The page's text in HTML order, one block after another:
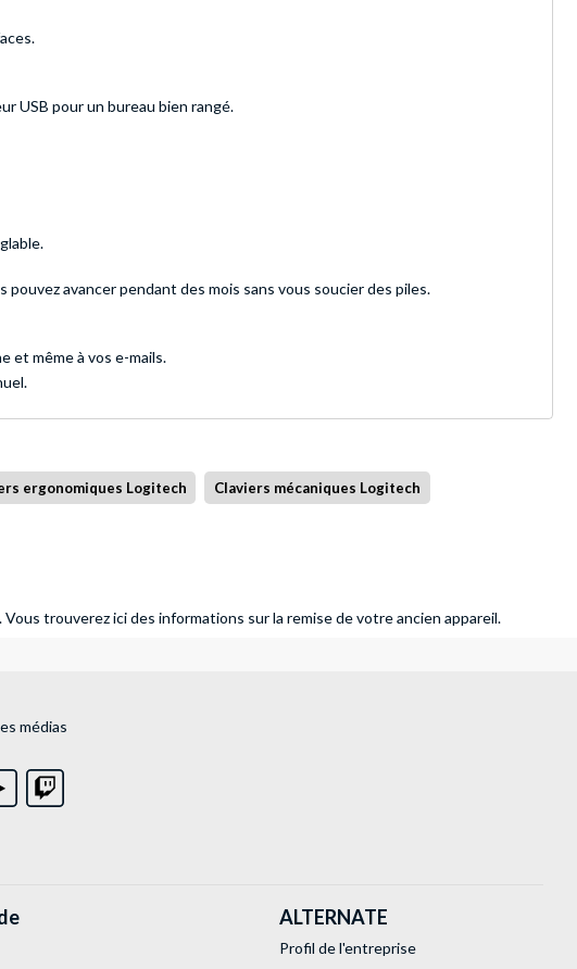
USB pour un bureau bien rangé.
avancer pendant des mois sans vous soucier des piles.
et même à vos e-mails.
ergonomiques Logitech Claviers mécaniques Logitech
Vous trouverez ici des informations sur la remise de votre ancien appareil.
médias
ALTERNATE
Profil de l'entreprise